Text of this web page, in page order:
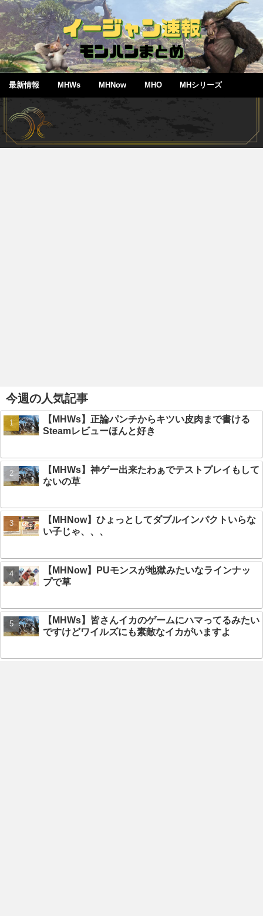
最新情報 MHWs MHNow MHO MHシリーズ
今週の人気記事
【MHWs】正論パンチからキツい皮肉まで書ける
Steamレビューほんと好き
【MHWs】神ゲー出来たわぁでテストプレイもして
ないの草
【MHNow】ひょっとしてダブルインパクトいらな
い子じゃ、、、
【MHNow】PUモンスが地獄みたいなラインナッ
プで草
【MHWs】皆さんイカのゲームにハマってるみたい
ですけどワイルズにも素敵なイカがいますよ